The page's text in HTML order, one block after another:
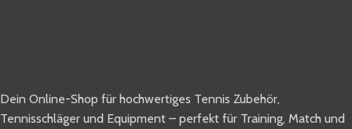
Dein Online-Shop für hochwertiges Tennis Zubehör,
Tennisschläger und Equipment – perfekt für Training, Match und